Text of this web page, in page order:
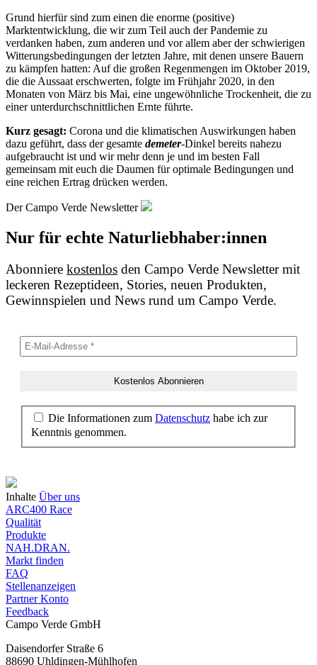
Grund hierfür sind zum einen die enorme (positive)
Marktentwicklung, die wir zum Teil auch der Pandemie zu
verdanken haben, zum anderen und vor allem aber der schwierigen
Witterungsbedingungen der letzten Jahre, mit denen unsere Bauern
zu kämpfen hatten: Auf die großen Regenmengen im Oktober 2019,
die die Aussaat erschwerten, folgte im Frühjahr 2020, in den
Monaten von März bis Mai, eine ungewöhnliche Trockenheit, die zu
einer unterdurchschnittlichen Ernte führte.
Kurz gesagt: Corona und die klimatischen Auswirkungen haben
dazu geführt, dass der gesamte demeter-Dinkel bereits nahezu
aufgebraucht ist und wir mehr denn je und im besten Fall
gemeinsam mit euch die Daumen für optimale Bedingungen und
eine reichen Ertrag drücken werden.
Der Campo Verde Newsletter
Nur für echte Naturliebhaber:innen
Abonniere kostenlos den Campo Verde Newsletter mit
leckeren Rezeptideen, Stories, neuen Produkten,
Gewinnspielen und News rund um Campo Verde.
Die Informationen zum Datenschutz habe ich zur
Kenntnis genommen.
Inhalte Über uns
ARC400 Race
Qualität
Produkte
NAH.DRAN.
Markt finden
FAQ
Stellenanzeigen
Partner Konto
Feedback
Campo Verde GmbH
Daisendorfer Straße 6
88690 Uhldingen-Mühlhofen